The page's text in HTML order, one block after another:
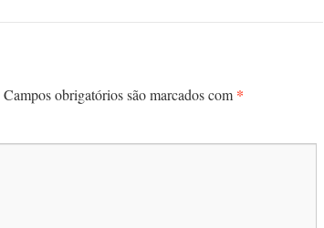
Campos obrigatórios são marcados com *